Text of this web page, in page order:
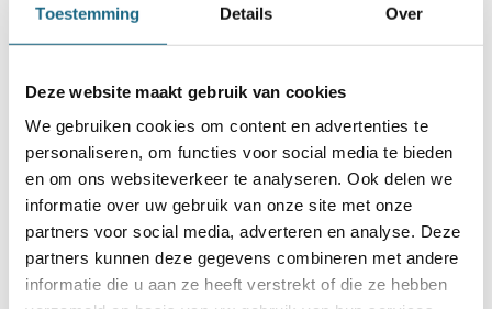
Toestemming Details Over
Deze website maakt gebruik van cookies
We gebruiken cookies om content en advertenties te
personaliseren, om functies voor social media te bieden
en om ons websiteverkeer te analyseren. Ook delen we
informatie over uw gebruik van onze site met onze
partners voor social media, adverteren en analyse. Deze
partners kunnen deze gegevens combineren met andere
informatie die u aan ze heeft verstrekt of die ze hebben
Categorie
Bondsnieuws,Jubileum
Deel dit stuk